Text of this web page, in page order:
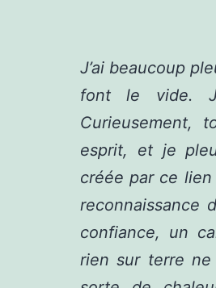
J’ai beaucoup
font le vide.
Curieusement,
esprit, et je
créée par ce
reconnaissance
confiance, un
rien sur terre ne